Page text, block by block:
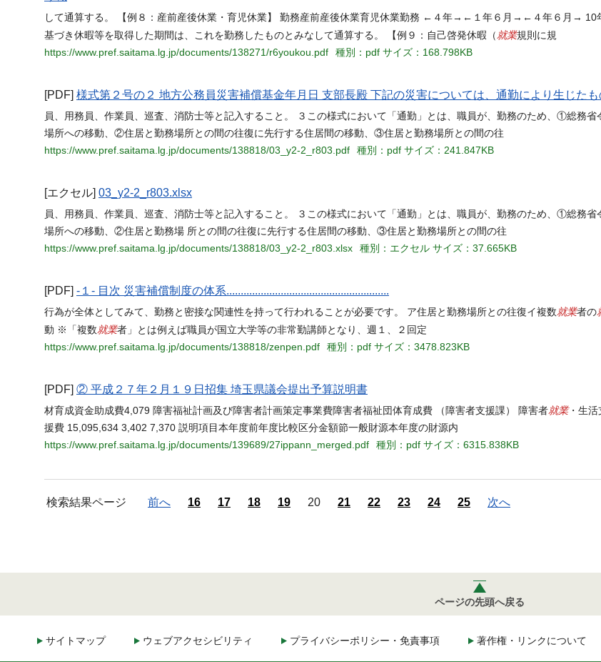
して通算する。 【例８：産前産後休業・育児休業】 勤務産前産後休業育児休業勤務 ←４年→←１年６月→←４年６月→ 10
基づき休暇等を取得した期間は、これを勤務したものとみなして通算する。 【例９：自己啓発休暇（ 就業規則に規
https://www.pref.saitama.lg.jp/documents/138271/r6youkou.pdf
種別：pdf サイズ：168.798KB
[PDF] 様式第２号の２ 地方公務員災害補償基金年月日 支部長殿 下記の災害については、通勤により生じたも
員、用務員、作業員、巡査、消防士等と記入すること。 ３この様式において「通勤」とは、職員が、勤務のため、①総務省
場所への移動、②住居と勤務場所との間の往復に先行する住居間の移動、③住居と勤務場所との間の往
https://www.pref.saitama.lg.jp/documents/138818/03_y2-2_r803.pdf
種別：pdf サイズ：241.847KB
[エクセル] 03_y2-2_r803.xlsx
員、用務員、作業員、巡査、消防士等と記入すること。 ３この様式において「通勤」とは、職員が、勤務のため、①総務省
場所への移動、②住居と勤務場 所との間の往復に先行する住居間の移動、③住居と勤務場所との間の往
https://www.pref.saitama.lg.jp/documents/138818/03_y2-2_r803.xlsx
種別：エクセル サイズ：37.665KB
[PDF] -１- 目次 災害補償制度の体系.........................................................
行為が全体としてみて、勤務と密接な関連性を持って行われることが必要です。 ア住居と勤務場所との往復イ複数就業者の
動 ※「複数就業者」とは例えば職員が国立大学等の非常勤講師となり、週１、２回定
https://www.pref.saitama.lg.jp/documents/138818/zenpen.pdf
種別：pdf サイズ：3478.823KB
[PDF] ② 平成２７年２月１９日招集 埼玉県議会提出予算説明書
材育成資金助成費4,079 障害福祉計画及び障害者計画策定事業費障害者福祉団体育成費 （障害者支援課） 障害者就業・生活
援費 15,095,634 3,402 7,370 説明項目本年度前年度比較区分金額節一般財源本年度の財源内
https://www.pref.saitama.lg.jp/documents/139689/27ippann_merged.pdf
種別：pdf サイズ：6315.838KB
検索結果ページ 前へ 16 17 18 19 20 21 22 23 24 25 次へ
ページの先頭へ戻る
サイトマップ ウェブアクセシビリティ プライバシーポリシー・免責事項 著作権・リンクについて